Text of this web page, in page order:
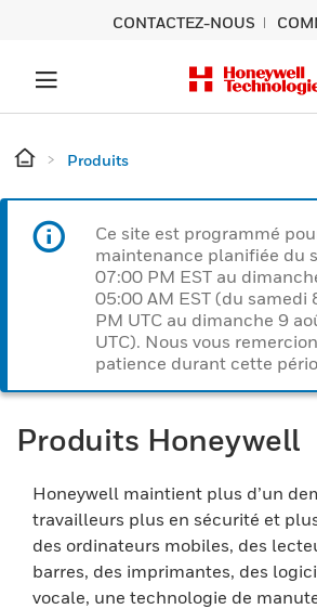
CONTACTEZ-NOUS
Produits
Ce site est programmé
maintenance planifiée du
07:00 PM EST au
05:00 AM EST (du samedi
PM UTC au dimanche 9
UTC). Nous vous
patience durant cette
Produits Honeywell
Honeywell maintient plus d’un
travailleurs plus en sécurité et
des ordinateurs mobiles, des
barres, des imprimantes, des
vocale, une technologie de